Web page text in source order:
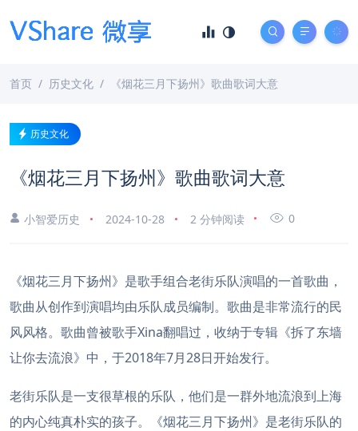
首页 历史文化 《烟花三月下扬州》歌曲歌词大意
历史文化
《烟花三月下扬州》歌曲歌词大意
小智爱历史 2024-10-28 2 分钟阅读 0
《烟花三月下扬州》是歌手组合老街乐队演唱的一首歌曲，
歌曲从创作到演唱均由乐队成员编制。歌曲是非常流行的民
风风格。歌曲曾被歌手Xina翻唱过，收纳于专辑《拆了东墙
让你去流浪》中，于2018年7月28日开始发行。
老街乐队是一支很草根的乐队，他们是一群外地流浪到上海
的内心纯真朴实的孩子。《烟花三月下扬州》是老街乐队的